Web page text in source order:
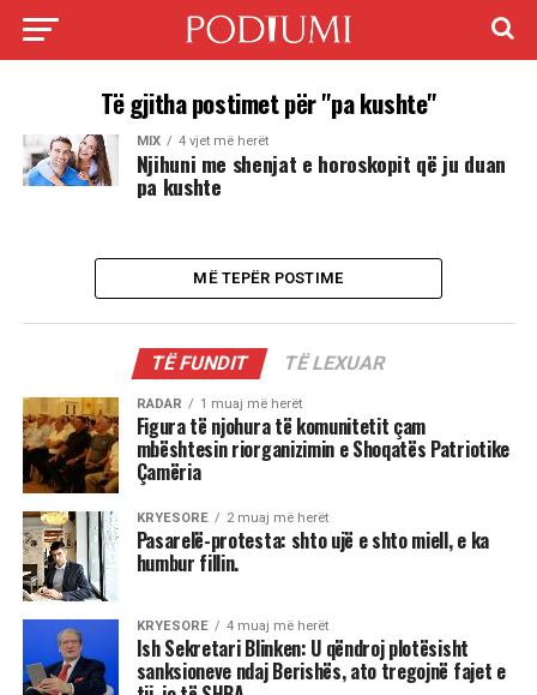
Të gjitha postimet për "pa kushte"
MIX 4 vjet më herët
Njihuni me shenjat e horoskopit që ju duan
pa kushte
MË TEPËR POSTIME
TË FUNDIT TË LEXUAR
RADAR 1 muaj më herët
Figura të njohura të komunitetit çam
mbështesin riorganizimin e Shoqatës Patriotike
Çamëria
KRYESORE 2 muaj më herët
Pasarelë-protesta: shto ujë e shto miell, e ka
humbur fillin.
KRYESORE 4 muaj më herët
Ish Sekretari Blinken: U qëndroj plotësisht
sanksioneve ndaj Berishës, ato tregojnë fajet e